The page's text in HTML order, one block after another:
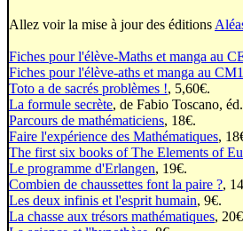
Allez voir la mise à jour des éditions
Fiches pour l'élève-Maths et manga au
Fiches pour l'élève-aths et manga au
Toto a de sacrés problèmes !, 5,60€.
La formule secrète, de Fabio Toscano,
Parcours de mathématiciens, 18€.
Faire l'expérience des Mathématiques,
The first six books of The Elements of
Le programme d'Erlangen, 19€.
Combien de chaussettes font la paire ?,
Les deux infinis et l'esprit humain, 9€.
La chasse aux trésors mathématiques,